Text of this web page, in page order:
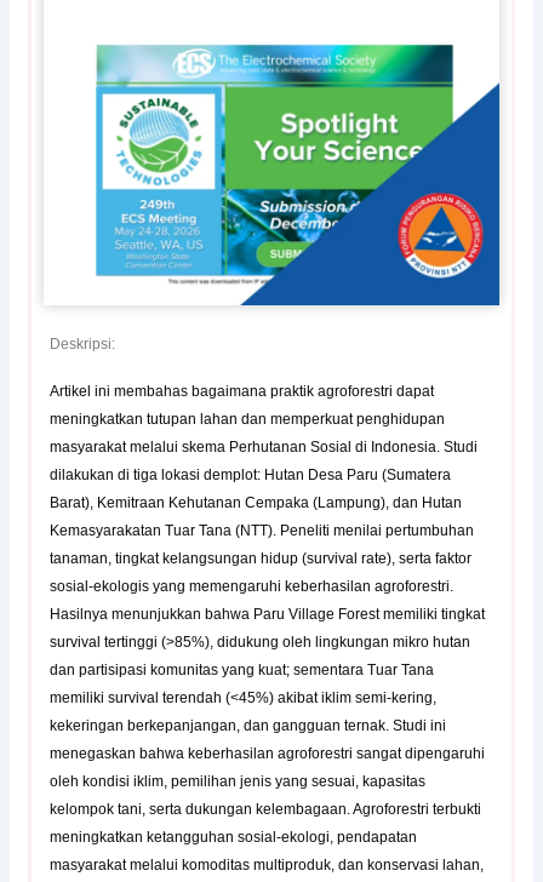
Deskripsi:
Artikel ini membahas bagaimana praktik agroforestri dapat
meningkatkan tutupan lahan dan memperkuat penghidupan
masyarakat melalui skema Perhutanan Sosial di Indonesia. Studi
dilakukan di tiga lokasi demplot: Hutan Desa Paru (Sumatera
Barat), Kemitraan Kehutanan Cempaka (Lampung), dan Hutan
Kemasyarakatan Tuar Tana (NTT). Peneliti menilai pertumbuhan
tanaman, tingkat kelangsungan hidup (survival rate), serta faktor
sosial-ekologis yang memengaruhi keberhasilan agroforestri.
Hasilnya menunjukkan bahwa Paru Village Forest memiliki tingkat
survival tertinggi (>85%), didukung oleh lingkungan mikro hutan
dan partisipasi komunitas yang kuat; sementara Tuar Tana
memiliki survival terendah (<45%) akibat iklim semi-kering,
kekeringan berkepanjangan, dan gangguan ternak. Studi ini
menegaskan bahwa keberhasilan agroforestri sangat dipengaruhi
oleh kondisi iklim, pemilihan jenis yang sesuai, kapasitas
kelompok tani, serta dukungan kelembagaan. Agroforestri terbukti
meningkatkan ketangguhan sosial-ekologi, pendapatan
masyarakat melalui komoditas multiproduk, dan konservasi lahan,